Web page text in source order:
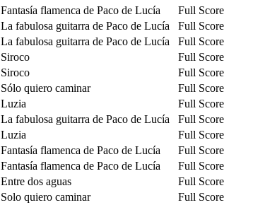
Fantasía flamenca de Paco de Lucía
Full Score
La fabulosa guitarra de Paco de Lucía
Full Score
La fabulosa guitarra de Paco de Lucía
Full Score
Siroco
Full Score
Siroco
Full Score
Sólo quiero caminar
Full Score
Luzia
Full Score
La fabulosa guitarra de Paco de Lucía
Full Score
Luzia
Full Score
Fantasía flamenca de Paco de Lucía
Full Score
Fantasía flamenca de Paco de Lucía
Full Score
Entre dos aguas
Full Score
Solo quiero caminar
Full Score